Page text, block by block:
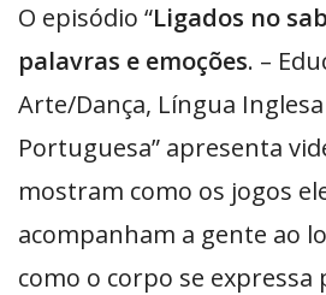
O episódio “Ligados no
palavras e emoções. –
Arte/Dança, Língua
Portuguesa” apresenta
mostram como os jogos
acompanham a gente ao
como o corpo se